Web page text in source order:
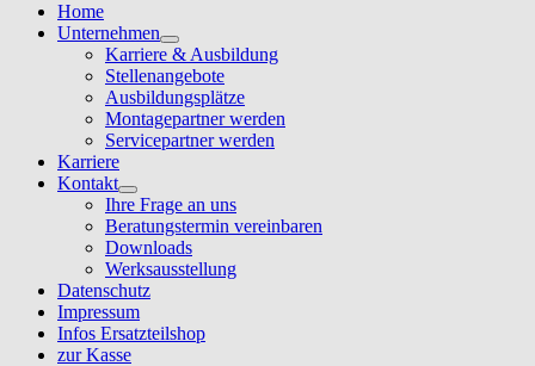
Home
Unternehmen
Karriere & Ausbildung
Stellenangebote
Ausbildungsplätze
Montagepartner werden
Servicepartner werden
Karriere
Kontakt
Ihre Frage an uns
Beratungstermin vereinbaren
Downloads
Werksausstellung
Datenschutz
Impressum
Infos Ersatzteilshop
zur Kasse